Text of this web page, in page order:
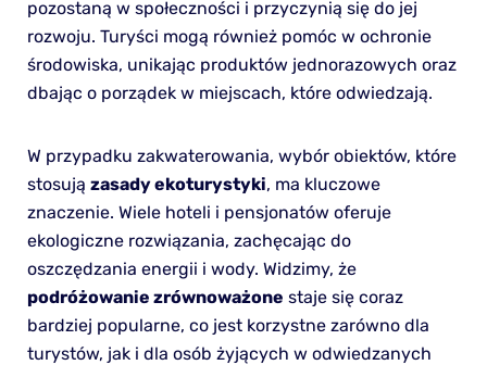
pozostaną w społeczności i przyczynią się do jej
rozwoju. Turyści mogą również pomóc w ochronie
środowiska, unikając produktów jednorazowych oraz
dbając o porządek w miejscach, które odwiedzają.
W przypadku zakwaterowania, wybór obiektów, które
stosują zasady ekoturystyki, ma kluczowe
znaczenie. Wiele hoteli i pensjonatów oferuje
ekologiczne rozwiązania, zachęcając do
oszczędzania energii i wody. Widzimy, że
podróżowanie zrównoważone staje się coraz
bardziej popularne, co jest korzystne zarówno dla
turystów, jak i dla osób żyjących w odwiedzanych